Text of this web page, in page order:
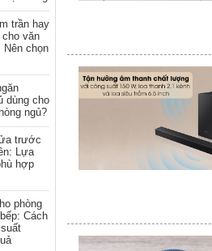
trần hay
văn
Nên chọn
dùng cho
ngủ?
trước
Lựa
hợp
phòng
Cách